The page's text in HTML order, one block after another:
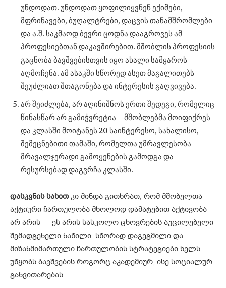
უნდოდათ. უნდოდათ ყოფილიყვნენ ექიმები,
მფრინავები, ბუღალტრები, დაცვის თანამშრომლები
და ა.შ. საკმაოდ ბევრი ცოდნა დააგროვეს ამ
პროფესიებთან დაკავშირებით. მშობლის პროფესიის
გაცნობა ბავშვებისთვის იყო ახალი სამყაროს
აღმოჩენა. ამ ასაკში სწორედ ასეთ მაგალითებს
შეუძლიათ შთაგონება და ინტერესის გაღვივება.
არ შეიძლება, არ აღინიშნოს ერთი შედეგი, რომელიც
წინასწარ არ გამიჭვრეტია – მშობლებმა მოიფიქრეს
და კლასში მოიტანეს 20 საინტერესო, სახალისო,
შემეცნებითი თამაში, რომელთა უმრავლესობა
მრავალჯერადი გამოყენების გამოდგა და
რესურსებად დაგვრჩა კლასში.
დასკვნის სახითკი მინდა გითხრათ, რომ მშობელთა
აქტიური ჩართულობა მხოლოდ დამატებით აქტივობა
არ არის — ეს არის სასკოლო ცხოვრების აუცილებელი
შემადგენელი ნაწილი. სწორად დაგეგმილი და
მიზანმიმართული ჩართულობის სტრატეგიები ხელს
უწყობს ბავშვების როგორც აკადემიურ, ისე სოციალურ
განვითარებას.